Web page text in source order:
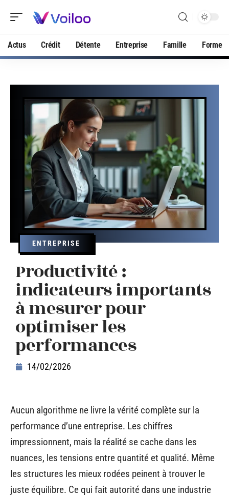
Actus Crédit Détente Entreprise Famille Forme
ENTREPRISE
Productivité :
indicateurs importants
à mesurer pour
optimiser les
performances
14/02/2026
Aucun algorithme ne livre la vérité complète sur la
performance d’une entreprise. Les chiffres
impressionnent, mais la réalité se cache dans les
nuances, les tensions entre quantité et qualité. Même
les structures les mieux rodées peinent à trouver le
juste équilibre. Ce qui fait autorité dans une industrie